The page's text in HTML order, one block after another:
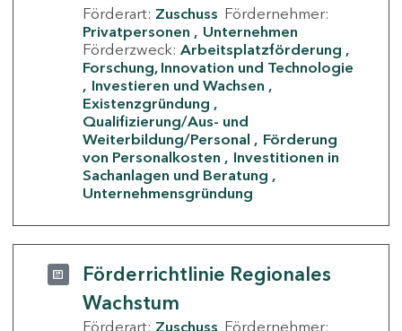
Förderart: Zuschuss Fördernehmer:
Privatpersonen
Unternehmen
Förderzweck: Arbeitsplatzförderung
Forschung, Innovation und Technologie
Investieren und Wachsen
Existenzgründung
Qualifizierung/Aus- und
Weiterbildung/Personal
Förderung
von Personalkosten
Investitionen in
Sachanlagen und Beratung
Unternehmensgründung
Förderrichtlinie Regionales
Wachstum
Förderart: Zuschuss Fördernehmer: